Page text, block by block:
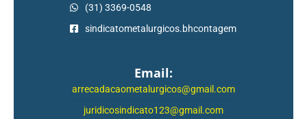
(31) 3369-0548
sindicatometalurgicos.bhcontagem
Email:
arrecadacaometalurgicos@gmail.com
juridicosindicato123@gmail.com